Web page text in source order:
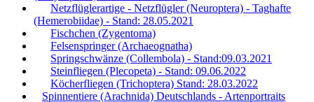
Netzflüglerartige - Netzflügler (Neuroptera) - Taghafte
(Hemerobiidae) - Stand: 28.05.2021
Fischchen (Zygentoma)
Felsenspringer (Archaeognatha)
Springschwänze (Collembola) - Stand:09.03.2021
Steinfliegen (Plecopeta) - Stand: 09.06.2022
Köcherfliegen (Trichoptera) Stand: 28.03.2022
Spinnentiere (Arachnida) Deutschlands - Artenportraits